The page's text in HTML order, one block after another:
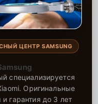
ЦЕНТР SAMSUNG
специализируется
Оригинальные
гарантия до 3 лет